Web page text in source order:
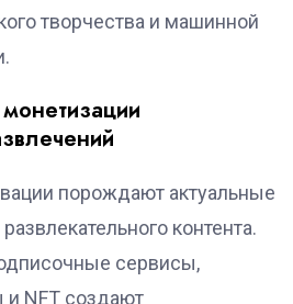
творчества и машинной
порождают актуальные
контента.
сервисы,
и NFT создают